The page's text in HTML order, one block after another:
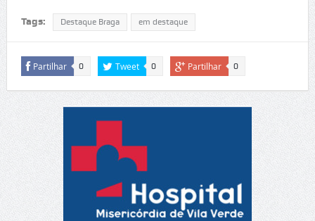
Tags: Destaque Braga em destaque
Partilhar 0 Tweet 0 Partilhar 0